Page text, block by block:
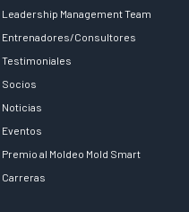
Leadership Management Team
Entrenadores/Consultores
Testimoniales
Socios
Noticias
Eventos
Premio al Moldeo Mold Smart
Carreras